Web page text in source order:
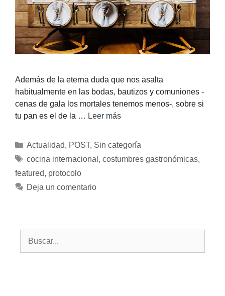
Además de la eterna duda que nos asalta
habitualmente en las bodas, bautizos y comuniones -
cenas de gala los mortales tenemos menos-, sobre si
tu pan es el de la … Leer más
Actualidad, POST, Sin categoría
cocina internacional , costumbres gastronómicas,
featured, protocolo
Deja un comentario